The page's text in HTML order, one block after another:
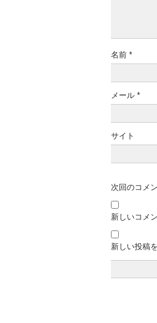
名前 *
メール *
サイト
次回のコメ
新しいコメ
新しい投稿